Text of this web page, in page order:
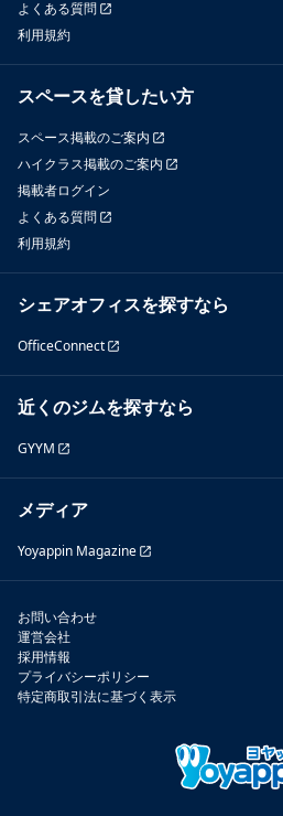
よくある質問
利用規約
スペースを貸したい方
スペース掲載のご案内
ハイクラス掲載のご案内
掲載者ログイン
よくある質問
利用規約
シェアオフィスを探すなら
OfficeConnect
近くのジムを探すなら
GYYM
メディア
Yoyappin Magazine
お問い合わせ
運営会社
採用情報
プライバシーポリシー
特定商取引法に基づく表示